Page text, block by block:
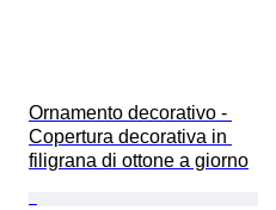
Ornamento decorativo -
Copertura decorativa in
filigrana di ottone a giorno